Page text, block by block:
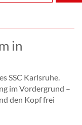
in
SSC Karlsruhe.
im Vordergrund –
den Kopf frei